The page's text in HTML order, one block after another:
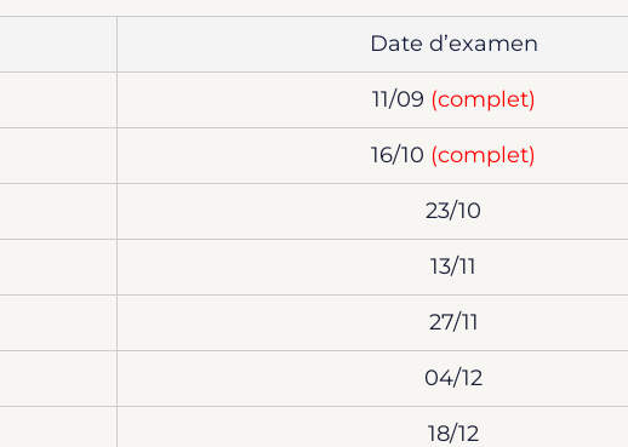
Date d’examen
11/09 (complet)
16/10 (complet)
23/10
13/11
27/11
04/12
18/12